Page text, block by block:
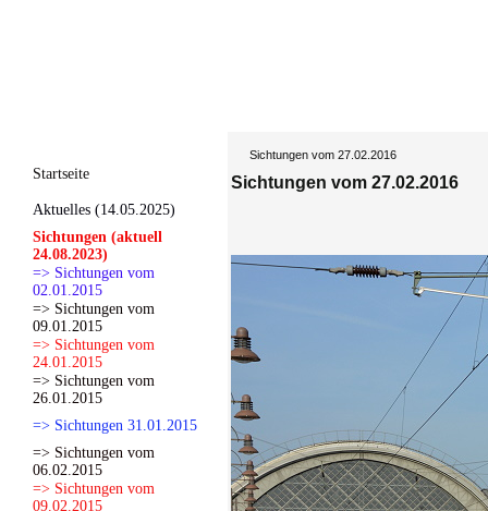
Startseite
Aktuelles (14.05.2025)
Sichtungen (aktuell
24.08.2023)
=> Sichtungen vom
02.01.2015
=> Sichtungen vom
09.01.2015
=> Sichtungen vom
24.01.2015
=> Sichtungen vom
26.01.2015
=> Sichtungen 31.01.2015
=> Sichtungen vom
06.02.2015
=> Sichtungen vom
09.02.2015
Sichtungen vom 27.02.2016
Sichtungen vom 27.02.2016